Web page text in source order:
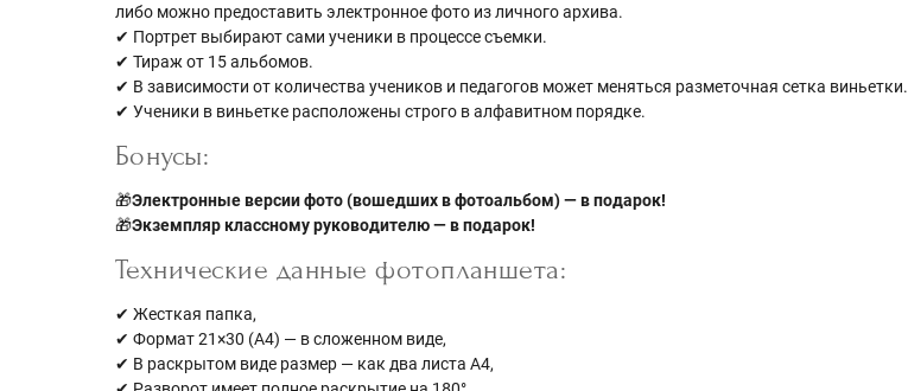
либо можно предоставить электронное фото из личного архива.
✔ Портрет выбирают сами ученики в процессе съемки.
✔ Тираж от 15 альбомов.
✔ В зависимости от количества учеников и педагогов может меняться разметочная сетка виньетки.
✔ Ученики в виньетке расположены строго в алфавитном порядке.
Бонусы:
🎁Электронные версии фото (вошедших в фотоальбом) — в подарок!
🎁Экземпляр классному руководителю — в подарок!
Технические данные фотопланшета:
✔ Жесткая папка,
✔ Формат 21×30 (А4) — в сложенном виде,
✔ В раскрытом виде размер — как два листа А4,